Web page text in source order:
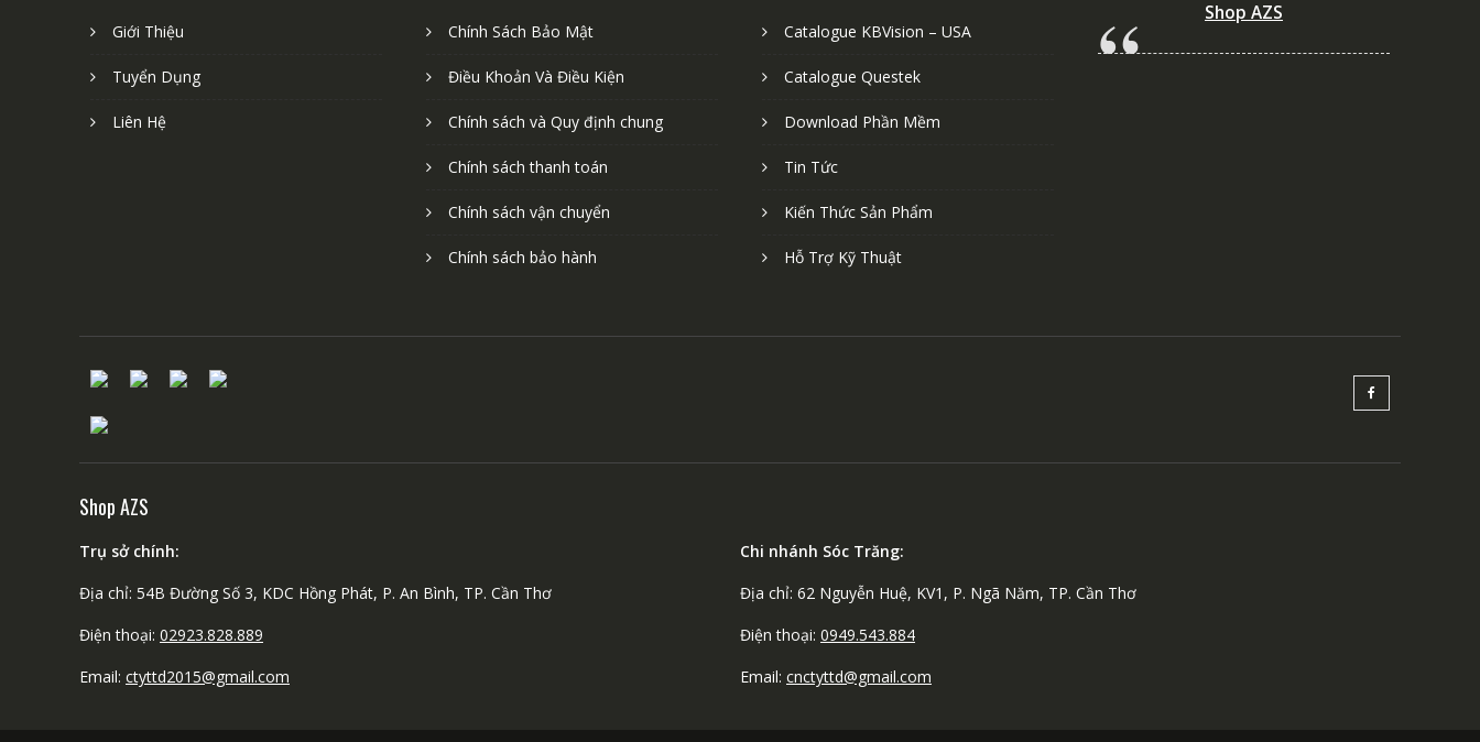
Giới Thiệu
Tuyển Dụng
Liên Hệ
Chính Sách Bảo Mật
Điều Khoản Và Điều Kiện
Chính sách và Quy định chung
Chính sách thanh toán
Chính sách vận chuyển
Chính sách bảo hành
Catalogue KBVision – USA
Catalogue Questek
Download Phần Mềm
Tin Tức
Kiến Thức Sản Phẩm
Hỗ Trợ Kỹ Thuật
Shop AZS
Shop AZS
Trụ sở chính:
Địa chỉ: 54B Đường Số 3, KDC Hồng Phát, P. An Bình, TP. Cần Thơ
Điện thoại: 02923.828.889
Email: ctyttd2015@gmail.com
Chi nhánh Sóc Trăng:
Địa chỉ: 62 Nguyễn Huệ, KV1, P. Ngã Năm, TP. Cần Thơ
Điện thoại: 0949.543.884
Email: cnctyttd@gmail.com